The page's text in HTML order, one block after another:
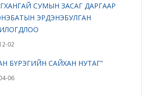
СУМЫН ЗАСАГ ДАРГААР
ЭРДЭНЭБУЛГАН
02
БҮРЭГИЙН САЙХАН НУТАГ”
06